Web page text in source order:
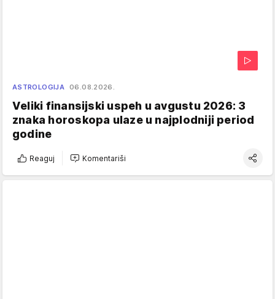
ASTROLOGIJA 06.08.2026.
Veliki finansijski uspeh u avgustu 2026: 3
znaka horoskopa ulaze u najplodniji period
godine
Reaguj Komentariši